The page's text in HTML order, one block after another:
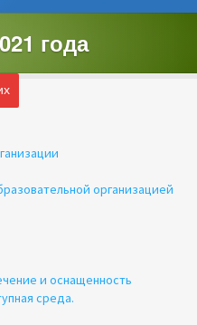
года
организацией
и оснащенность
среда.